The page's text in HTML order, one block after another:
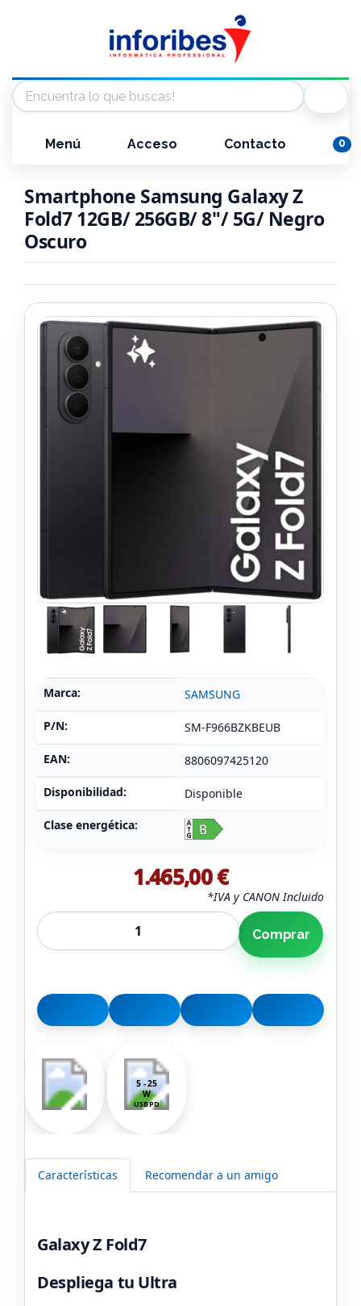
Menú Acceso Contacto 0
Smartphone Samsung Galaxy Z
Fold7 12GB/ 256GB/ 8"/ 5G/ Negro
Oscuro
Marca: SAMSUNG
P/N: SM-F966BZKBEUB
EAN: 8806097425120
Disponibilidad: Disponible
Clase energética:
1.465,00 €
*IVA y CANON Incluido
Comprar
5 - 25
W
USB PD
Características Recomendar a un amigo
Galaxy Z Fold7
Despliega tu Ultra